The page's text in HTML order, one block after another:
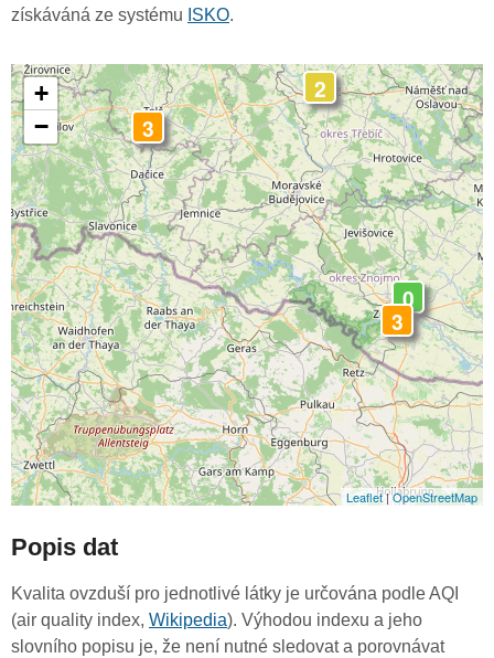
získáváná ze systému ISKO.
3
2
0
3
+
−
Leaflet|OpenStreetMap
Popis dat
Kvalita ovzduší pro jednotlivé látky je určována podle AQI
(air quality index, Wikipedia). Výhodou indexu a jeho
slovního popisu je, že není nutné sledovat a porovnávat